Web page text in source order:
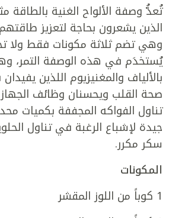
تُعدُّ وصفة الألواح الغنية بالطاقة
الذين يشعرون بحاجة لتعزيز
وهي تضم ثلاثة مكونات فقط ولا
يُستخدَم في هذه الوصفة التمر،
بالألياف والمغنيزيوم اللذين
صحة القلب ويحسنان وظائف
تناول الفواكه المجففة بكميات
جيدة لإشباع الرغبة في تناول
سكر مكرر.
المكونات
1 كوباً من اللوز المقشر